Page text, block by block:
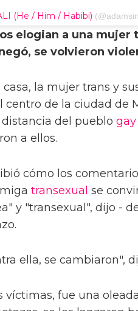
(He / Him / Habibi)
elogian a una mujer
se volvieron
la mujer trans y
de la ciudad de
del pueblo gay
a ellos.
cómo los
transexual se
y "transexual", dijo -
ella, se cambiaron",
víctimas, fue una